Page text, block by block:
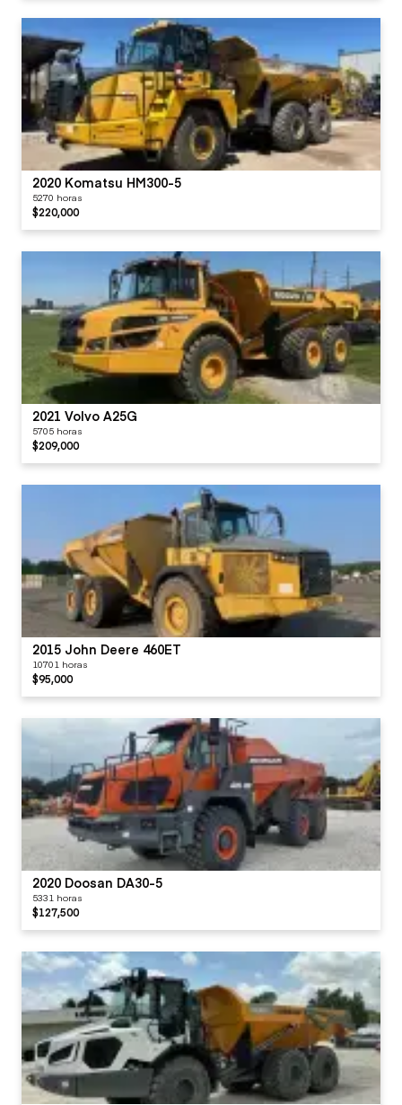
2020 Komatsu HM300-5
5270 horas
$220,000
2021 Volvo A25G
5705 horas
$209,000
2015 John Deere 460ET
10701 horas
$95,000
2020 Doosan DA30-5
5331 horas
$127,500